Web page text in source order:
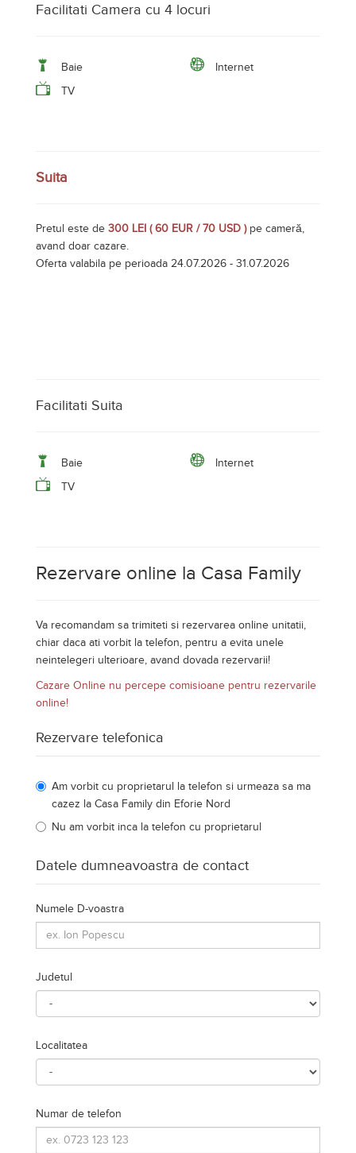
Facilitati Camera cu 4 locuri
Baie
Internet
TV
Suita
Pretul este de 300 LEI ( 60 EUR / 70 USD )pe cameră,
avand doar cazare.
Oferta valabila pe perioada 24.07.2026 - 31.07.2026
Facilitati Suita
Baie
Internet
TV
Rezervare online la Casa Family
Va recomandam sa trimiteti si rezervarea online unitatii,
chiar daca ati vorbit la telefon, pentru a evita unele
neintelegeri ulterioare, avand dovada rezervarii!
Cazare Online nu percepe comisioane pentru rezervarile
online!
Rezervare telefonica
Am vorbit cu proprietarul la telefon si urmeaza sa ma
cazez la Casa Family din Eforie Nord
Nu am vorbit inca la telefon cu proprietarul
Datele dumneavoastra de contact
Numele D-voastra
Judetul
Localitatea
Numar de telefon